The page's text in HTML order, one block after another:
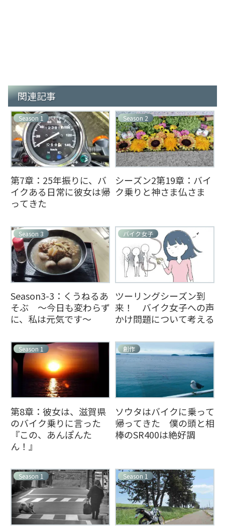
関連記事
Season 1
第7章：25年振りに、バ
イクある日常に彼女は帰
ってきた
Season 2
シーズン2第19章：バイ
ク乗りと神さま仏さま
Season 3
Season3-3：くうねるあ
そぶ ～今日も変わらず
に、私は元気です～
バイク女子
ツーリングシーズン到
来！ バイク女子への声
かけ問題について考える
Season 1
第8章：彼女は、滋賀県
のバイク乗りに言った
『この、あんぽんた
ん！』
創作
ソウタはバイクに乗って
帰ってきた 僕の頭と相
棒のSR400は絶好調
Season 1 Season 1